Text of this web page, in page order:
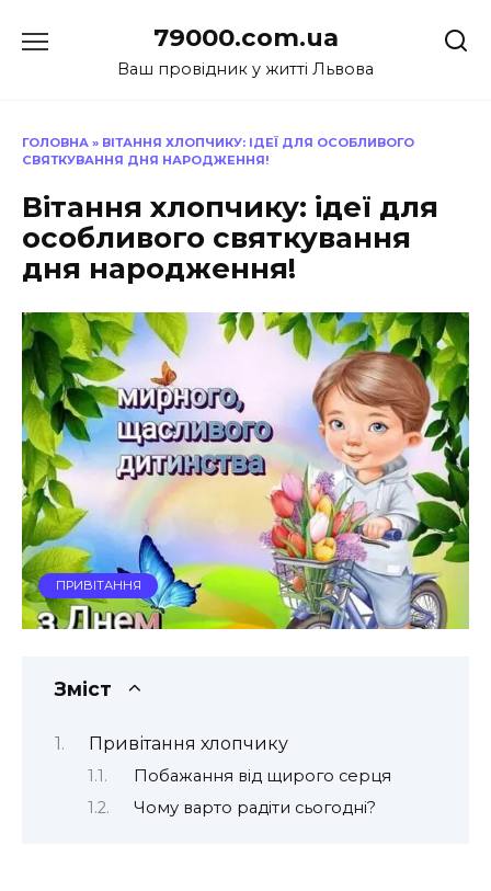
до
79000.com.ua
Ваш провідник у житті Львова
ГОЛОВНА » ВІТАННЯ ХЛОПЧИКУ: ІДЕЇ ДЛЯ ОСОБЛИВОГО
СВЯТКУВАННЯ ДНЯ НАРОДЖЕННЯ!
Вітання хлопчику: ідеї для
особливого святкування
дня народження!
ПРИВІТАННЯ
Зміст
Привітання хлопчику
Побажання від щирого серця
Чому варто радіти сьогодні?